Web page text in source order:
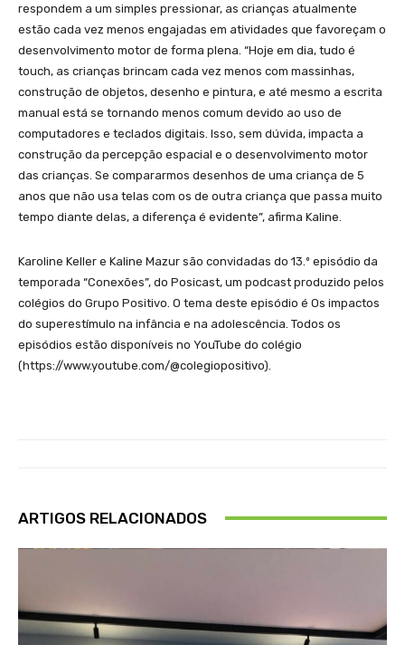
respondem a um simples pressionar, as crianças atualmente
estão cada vez menos engajadas em atividades que favoreçam o
desenvolvimento motor de forma plena. “Hoje em dia, tudo é
touch, as crianças brincam cada vez menos com massinhas,
construção de objetos, desenho e pintura, e até mesmo a escrita
manual está se tornando menos comum devido ao uso de
computadores e teclados digitais. Isso, sem dúvida, impacta a
construção da percepção espacial e o desenvolvimento motor
das crianças. Se compararmos desenhos de uma criança de 5
anos que não usa telas com os de outra criança que passa muito
tempo diante delas, a diferença é evidente”, afirma Kaline.
Karoline Keller e Kaline Mazur são convidadas do 13.º episódio da
temporada “Conexões”, do Posicast, um podcast produzido pelos
colégios do Grupo Positivo. O tema deste episódio é Os impactos
do superestímulo na infância e na adolescência. Todos os
episódios estão disponíveis no YouTube do colégio
(https://www.youtube.com/@colegiopositivo).
ARTIGOS RELACIONADOS